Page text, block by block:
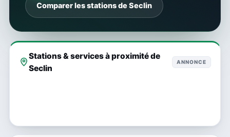
Comparer les stations de Seclin
Stations & services à proximité de
Seclin
ANNONCE